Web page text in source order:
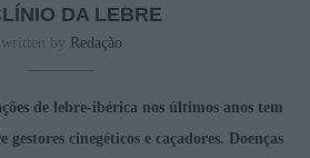
DA LEBRE
written by Redação
de lebre-ibérica nos últimos anos tem
gestores cinegéticos e caçadores. Doenças